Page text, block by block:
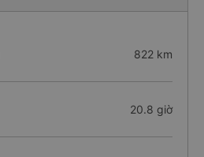
822 km
20.8 giờ